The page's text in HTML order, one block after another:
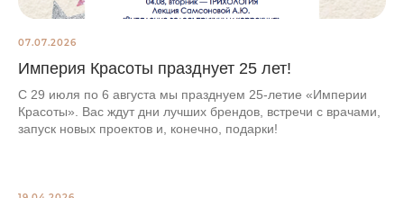
07.07.2026
Империя Красоты празднует 25 лет!
С 29 июля по 6 августа мы празднуем 25-летие «Империи
Красоты». Вас ждут дни лучших брендов, встречи с врачами,
запуск новых проектов и, конечно, подарки!